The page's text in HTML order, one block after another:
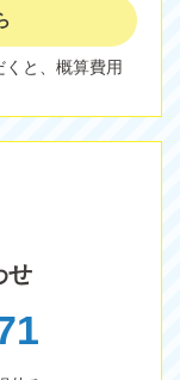
と、概算費用
せ